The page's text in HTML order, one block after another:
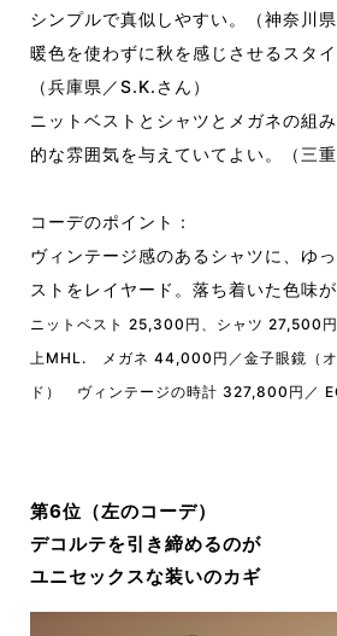
シンプルで真似しやすい。（神奈川県
暖色を使わずに秋を感じさせるスタイ
（兵庫県／S.K.さん）
ニットベストとシャツとメガネの組
的な雰囲気を与えていてよい。（三
コーデのポイント：
ヴィンテージ感のあるシャツに、ゆ
ストをレイヤード。落ち着いた色味
ニットベスト 25,300円、シャツ 27,500
上MHL. メガネ 44,000円／金子眼鏡（オ
ド） ヴィンテージの時計 327,800円／
第6位（左のコーデ）
デコルテを引き締めるのが
ユニセックスな装いのカギ